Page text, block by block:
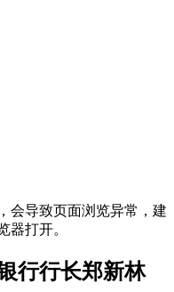
会导致页面浏览异常，建
器打开。
行行长郑新林